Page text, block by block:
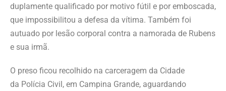
duplamente qualificado por motivo fútil e por emboscada,
que impossibilitou a defesa da vítima. Também foi
autuado por lesão corporal contra a namorada de Rubens
e sua irmã.
O preso ficou recolhido na carceragem da Cidade
da Polícia Civil, em Campina Grande, aguardando